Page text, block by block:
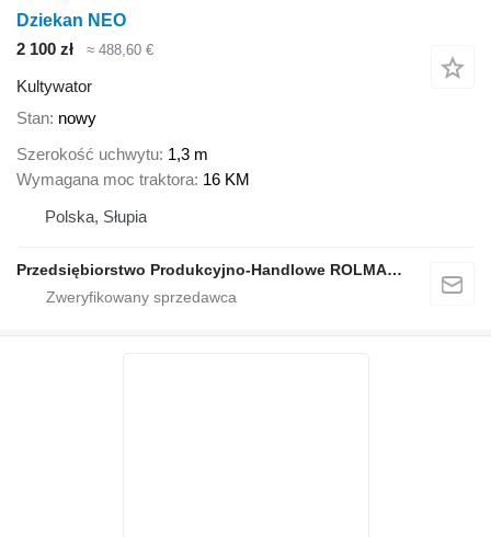
Dziekan NEO
2 100 zł
≈ 488,60 €
Kultywator
Stan nowy
Szerokość uchwytu 1,3 m
Wymagana moc traktora 16 KM
Polska, Słupia
Przedsiębiorstwo Produkcyjno-Handlowe ROLMAPOL Marcin Dziekan